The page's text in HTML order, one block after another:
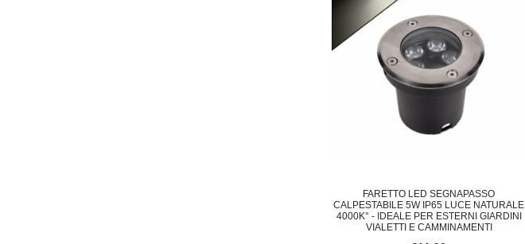
FARETTO LED SEGNAPASSO
CALPESTABILE 5W IP65 LUCE NATURALE
4000K° - IDEALE PER ESTERNI GIARDINI
VIALETTI E CAMMINAMENTI